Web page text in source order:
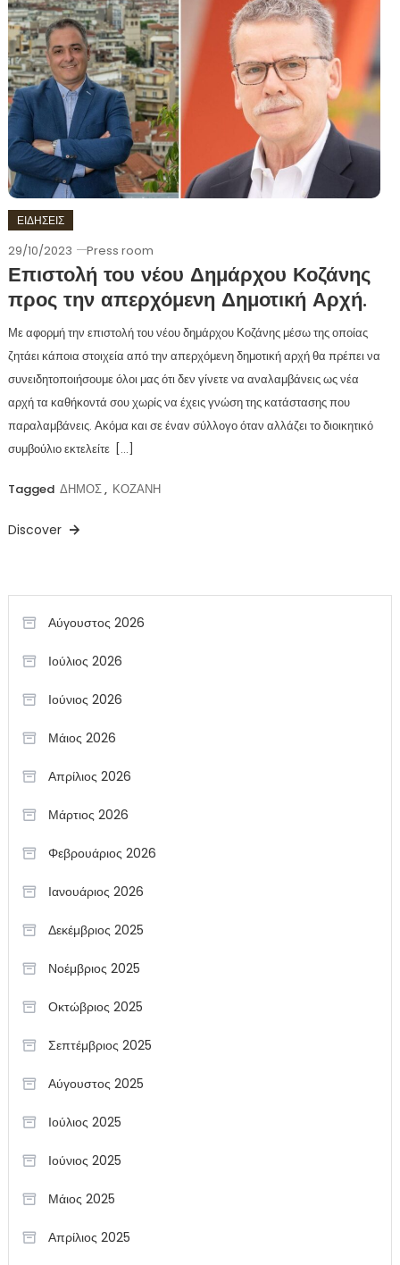
ΕΙΔΗΣΕΙΣ
29/10/2023 Press room
Επιστολή του νέου Δημάρχου Κοζάνης
προς την απερχόμενη Δημοτική Αρχή.
Με αφορμή την επιστολή του νέου δημάρχου Κοζάνης μέσω της οποίας
ζητάει κάποια στοιχεία από την απερχόμενη δημοτική αρχή θα πρέπει να
συνειδητοποιήσουμε όλοι μας ότι δεν γίνετε να αναλαμβάνεις ως νέα
αρχή τα καθήκοντά σου χωρίς να έχεις γνώση της κατάστασης που
παραλαμβάνεις. Ακόμα και σε έναν σύλλογο όταν αλλάζει το διοικητικό
συμβούλιο εκτελείτε […]
Tagged ΔΗΜΟΣ, ΚΟΖΑΝΗ
Discover
Αύγουστος 2026
Ιούλιος 2026
Ιούνιος 2026
Μάιος 2026
Απρίλιος 2026
Μάρτιος 2026
Φεβρουάριος 2026
Ιανουάριος 2026
Δεκέμβριος 2025
Νοέμβριος 2025
Οκτώβριος 2025
Σεπτέμβριος 2025
Αύγουστος 2025
Ιούλιος 2025
Ιούνιος 2025
Μάιος 2025
Απρίλιος 2025